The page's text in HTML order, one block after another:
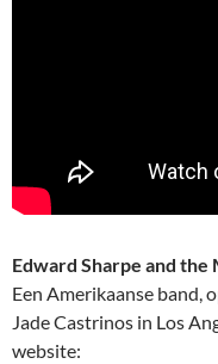
Edward Sharpe and the
Een Amerikaanse band,
Jade Castrinos in Los
website: